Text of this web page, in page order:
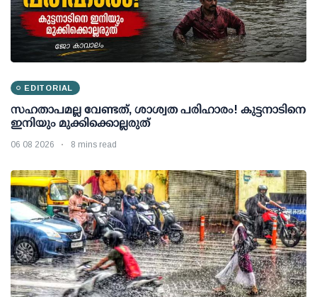
EDITORIAL
സഹതാപമല്ല വേണ്ടത്, ശാശ്വത പരിഹാരം! കുട്ടനാടിനെ
ഇനിയും മുക്കിക്കൊല്ലരുത്
06 08 2026 8 mins read